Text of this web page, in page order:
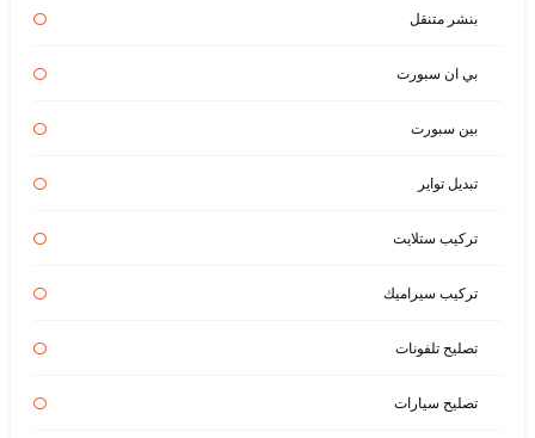
بنشر متنقل
بي ان سبورت
بين سبورت
تبديل تواير
تركيب ستلايت
تركيب سيراميك
تصليح تلفونات
تصليح سيارات